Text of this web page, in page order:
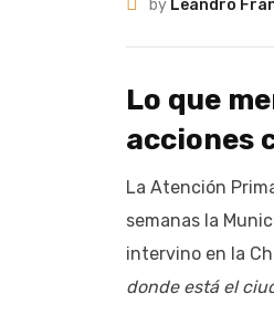
by Leandro
Lo que
acciones
La Atención
semanas la
intervino en la
donde está el